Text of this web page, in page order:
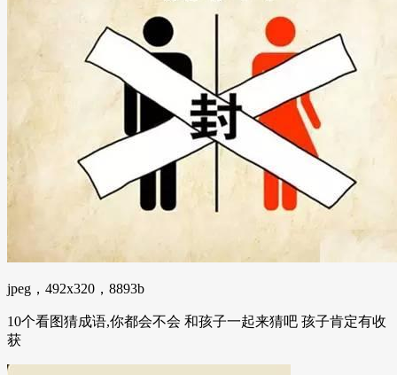
jpeg，492x320，8893b
10个看图猜成语,你都会不会 和孩子一起来猜吧 孩子肯定有收
获